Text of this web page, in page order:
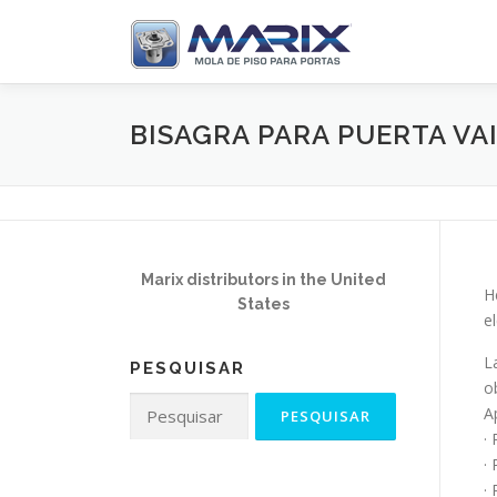
conteúdo
BISAGRA PARA PUERTA
·
·
Marix distributors in the United
States
PESQUISAR
por: